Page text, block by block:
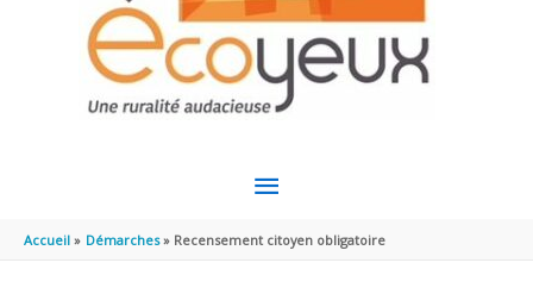
MENU
PRINCIPAL
Accueil Démarches Recensement citoyen obligatoire